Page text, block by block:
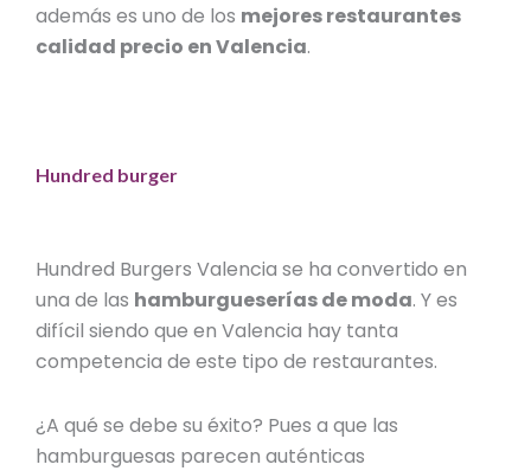
además es uno de los mejores restaurantes
calidad precio en Valencia.
Hundred burger
Hundred Burgers Valenciase ha convertido en
una de las hamburgueserías de moda. Y es
difícil siendo que en Valencia hay tanta
competencia de este tipo de restaurantes.
¿A qué se debe su éxito? Pues a que las
hamburguesas parecen auténticas